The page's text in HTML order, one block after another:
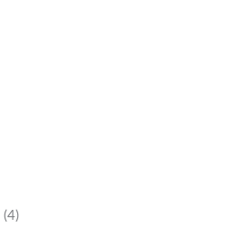
(4)